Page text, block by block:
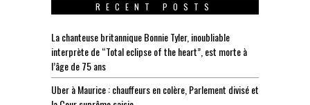
RECENT POSTS
La chanteuse britannique Bonnie Tyler, inoubliable
interprète de “Total eclipse of the heart”, est morte à
l’âge de 75 ans
Uber à Maurice : chauffeurs en colère, Parlement divisé et